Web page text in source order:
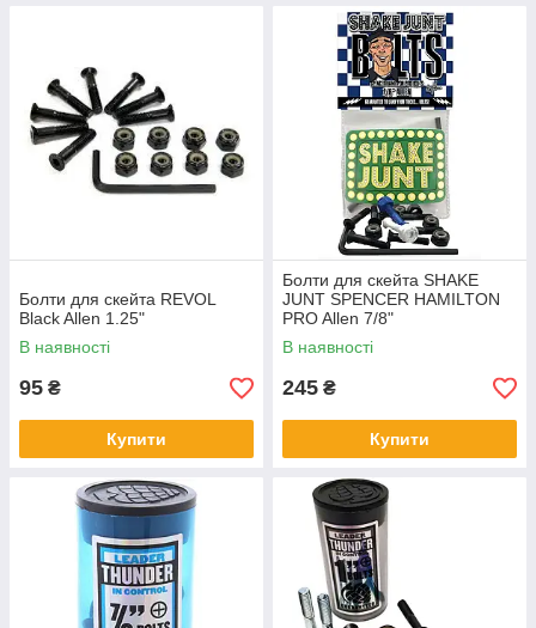
Болти для скейта REVOL
Black Allen 1.25"
В наявності
95 ₴
Купити
Болти для скейта SHAKE
JUNT SPENCER HAMILTON
PRO Allen 7/8"
В наявності
245 ₴
Купити